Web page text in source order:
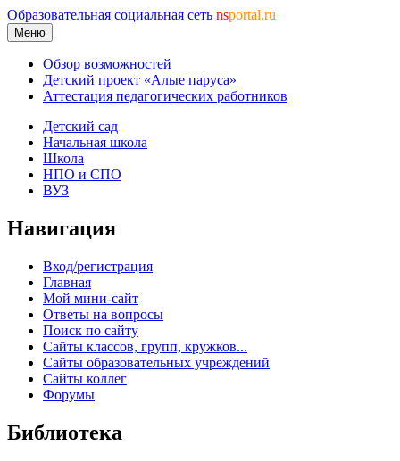
Образовательная социальная сеть nsportal.ru
Меню
Обзор возможностей
Детский проект «Алые паруса»
Аттестация педагогических работников
Детский сад
Начальная школа
Школа
НПО и СПО
ВУЗ
Навигация
Вход/регистрация
Главная
Мой мини-сайт
Ответы на вопросы
Поиск по сайту
Сайты классов, групп, кружков...
Сайты образовательных учреждений
Сайты коллег
Форумы
Библиотека